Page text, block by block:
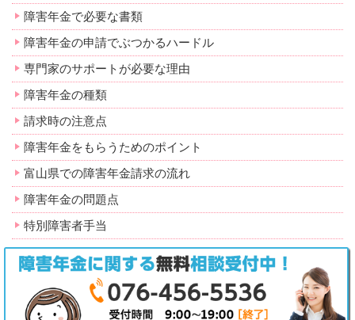
障害年金で必要な書類
障害年金の申請でぶつかるハードル
専門家のサポートが必要な理由
障害年金の種類
請求時の注意点
障害年金をもらうためのポイント
富山県での障害年金請求の流れ
障害年金の問題点
特別障害者手当